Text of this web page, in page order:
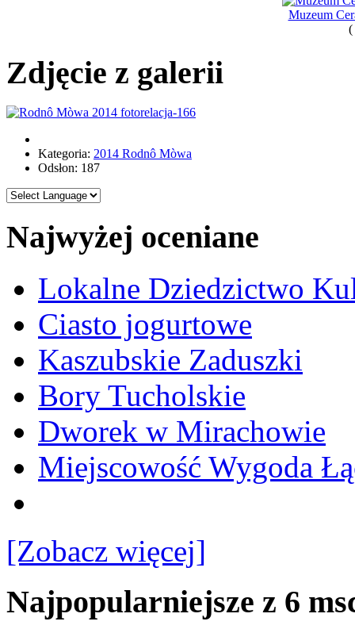
Muzeum
(
Zdjęcie z galerii
Kategoria: 2014 Rodnô Mòwa
Odsłon: 187
Najwyżej oceniane
Lokalne Dziedzictwo
Ciasto jogurtowe
Kaszubskie Zaduszki
Bory Tucholskie
Dworek w Mirachowie
Miejscowość Wygoda
[Zobacz więcej]
Najpopularniejsze z 6